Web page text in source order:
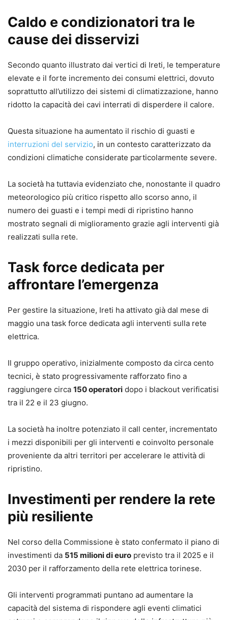
Caldo e condizionatori tra le
cause dei disservizi
Secondo quanto illustrato dai vertici di Ireti, le temperature
elevate e il forte incremento dei consumi elettrici, dovuto
soprattutto all’utilizzo dei sistemi di climatizzazione, hanno
ridotto la capacità dei cavi interrati di disperdere il calore.
Questa situazione ha aumentato il rischio di guasti e
interruzioni del servizio, in un contesto caratterizzato da
condizioni climatiche considerate particolarmente severe.
La società ha tuttavia evidenziato che, nonostante il quadro
meteorologico più critico rispetto allo scorso anno, il
numero dei guasti e i tempi medi di ripristino hanno
mostrato segnali di miglioramento grazie agli interventi già
realizzati sulla rete.
Task force dedicata per
affrontare l’emergenza
Per gestire la situazione, Ireti ha attivato già dal mese di
maggio una task force dedicata agli interventi sulla rete
elettrica.
Il gruppo operativo, inizialmente composto da circa cento
tecnici, è stato progressivamente rafforzato fino a
raggiungere circa 150 operatori dopo i blackout verificatisi
tra il 22 e il 23 giugno.
La società ha inoltre potenziato il call center, incrementato
i mezzi disponibili per gli interventi e coinvolto personale
proveniente da altri territori per accelerare le attività di
ripristino.
Investimenti per rendere la rete
più resiliente
Nel corso della Commissione è stato confermato il piano di
investimenti da 515 milioni di euro previsto tra il 2025 e il
2030 per il rafforzamento della rete elettrica torinese.
Gli interventi programmati puntano ad aumentare la
capacità del sistema di rispondere agli eventi climatici